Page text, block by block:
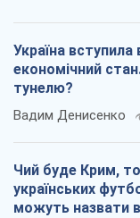
Україна
економічний
тунелю?
Вадим Денисенко
Чий буде Крим,
українських
можуть назвати